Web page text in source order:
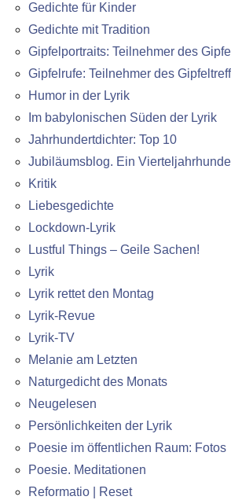
Gedichte für Kinder
Gedichte mit Tradition
Gipfelportraits: Teilnehmer des
Gipfelrufe: Teilnehmer des
Humor in der Lyrik
Im babylonischen Süden der Lyrik
Jahrhundertdichter: Top 10
Jubiläumsblog. Ein
Kritik
Liebesgedichte
Lockdown-Lyrik
Lustful Things – Geile Sachen!
Lyrik
Lyrik rettet den Montag
Lyrik-Revue
Lyrik-TV
Melanie am Letzten
Naturgedicht des Monats
Neugelesen
Persönlichkeiten der Lyrik
Poesie im öffentlichen Raum: Fotos
Poesie. Meditationen
Reformatio | Reset